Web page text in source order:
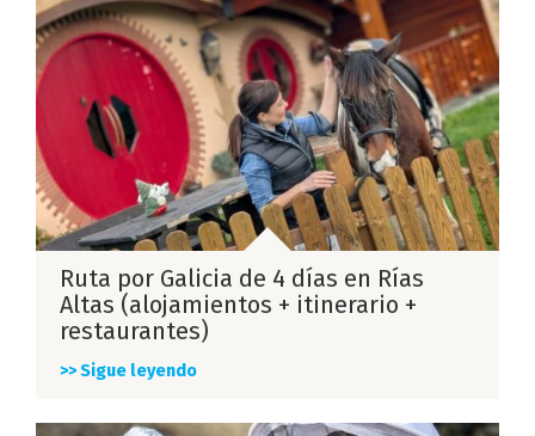
Ruta por Galicia de 4 días en Rías
Altas (alojamientos + itinerario +
restaurantes)
>> Sigue leyendo